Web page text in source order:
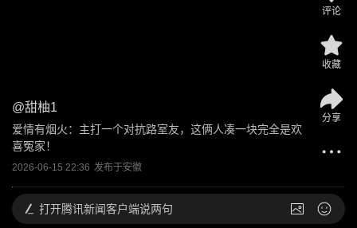
@甜柚1
爱情有烟火：主打一个对抗路室友，这俩人凑一块完全是欢
喜冤家！
2026-06-15 22:36 发布于安徽
评论
收藏
分享
打开腾讯新闻客户端说两句